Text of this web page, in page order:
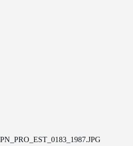
PN_PRO_EST_0183_1987.JPG